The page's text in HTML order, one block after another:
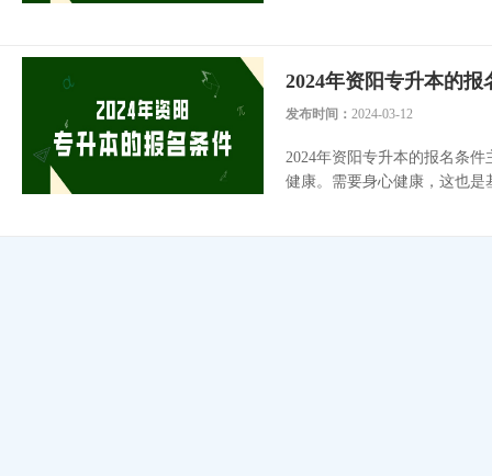
2024年资阳专升本的报
发布时间： 2024-03-12
2024年资阳专升本的报名条
健康。需要身心健康，这也是